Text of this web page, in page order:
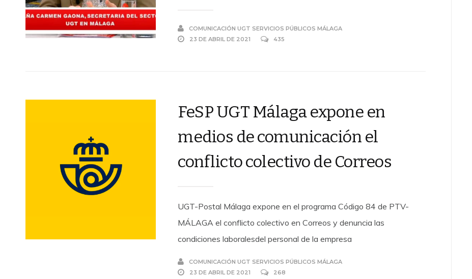
COMUNICACIÓN UGT SERVICIOS PÚBLICOS MÁLAGA
23 DE ABRIL DE 2021
435
FeSP UGT Málaga expone en
medios de comunicación el
conflicto colectivo de Correos
UGT-Postal Málaga expone en el programa Código 84 de PTV-
MÁLAGA el conflicto colectivo en Correos y denuncia las
condiciones laboralesdel personal de la empresa
COMUNICACIÓN UGT SERVICIOS PÚBLICOS MÁLAGA
23 DE ABRIL DE 2021
268